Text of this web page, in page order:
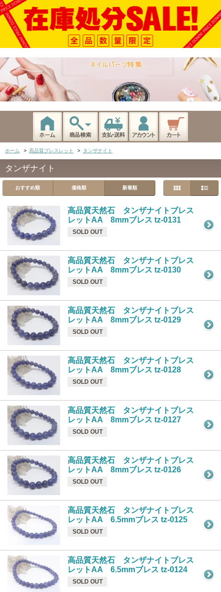
ホーム > 高品質ブレスレット > タンザナイト
タンザナイト
おすすめ順 価格順 新着順
高品質天然石 タンザナイトブレス
レットAA 8mmブレス tz-0131
SOLD OUT
高品質天然石 タンザナイトブレス
レットAA 8mmブレス tz-0130
SOLD OUT
高品質天然石 タンザナイトブレス
レットAA 8mmブレス tz-0129
SOLD OUT
高品質天然石 タンザナイトブレス
レットAA 8mmブレス tz-0128
SOLD OUT
高品質天然石 タンザナイトブレス
レットAA 8mmブレス tz-0127
SOLD OUT
高品質天然石 タンザナイトブレス
レットAA 8mmブレス tz-0126
SOLD OUT
高品質天然石 タンザナイトブレス
レットAA 6.5mmブレス tz-0125
SOLD OUT
高品質天然石 タンザナイトブレス
レットAA 6.5mmブレス tz-0124
SOLD OUT